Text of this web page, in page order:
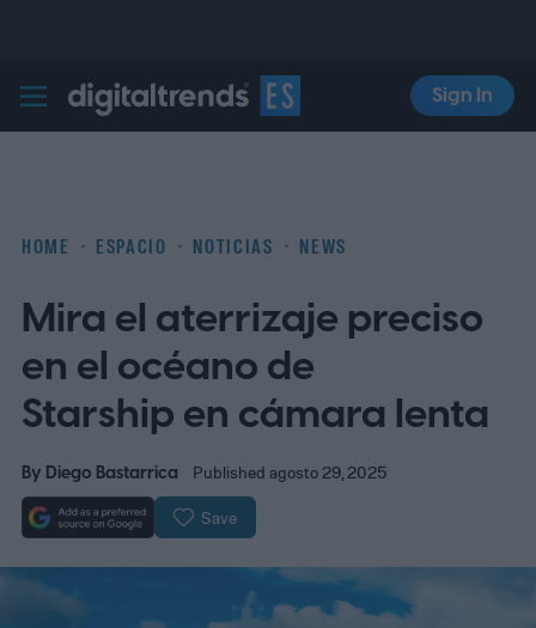
Digital Trends Español
Sign In
HOME ESPACIO NOTICIAS NEWS
Mira el aterrizaje preciso
en el océano de
Starship en cámara lenta
By Diego Bastarrica Published agosto 29, 2025
Save